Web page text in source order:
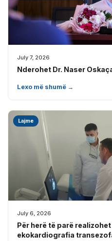
July 7, 2026
Nderohet Dr. Naser
Lexo më shumë →
Lajme
July 6, 2026
Për herë të parë
ekokardiografia